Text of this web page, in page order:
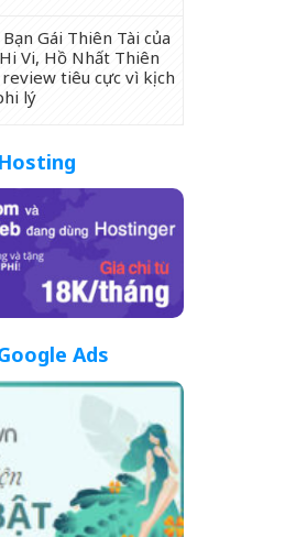
Gái Thiên Tài của
Vi, Hồ Nhất Thiên
review tiêu cực vì kịch
lý
Ads